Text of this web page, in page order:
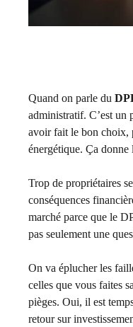
Quand on parle du
administratif. C’est un
avoir fait le bon choix,
énergétique. Ça donne
Trop de propriétaires
conséquences
marché parce que le
pas seulement une
On va éplucher les
celles que vous faites
pièges. Oui, il est
retour sur